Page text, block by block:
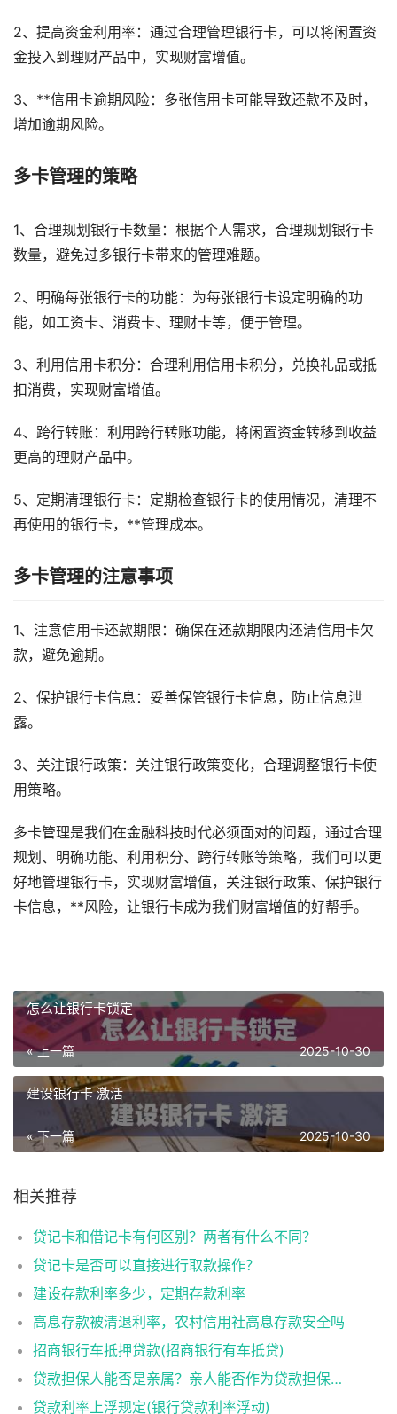
2、提高资金利用率：通过合理管理银行卡，可以将闲置资
金投入到理财产品中，实现财富增值。
3、**信用卡逾期风险：多张信用卡可能导致还款不及时，
增加逾期风险。
多卡管理的策略
1、合理规划银行卡数量：根据个人需求，合理规划银行卡
数量，避免过多银行卡带来的管理难题。
2、明确每张银行卡的功能：为每张银行卡设定明确的功
能，如工资卡、消费卡、理财卡等，便于管理。
3、利用信用卡积分：合理利用信用卡积分，兑换礼品或抵
扣消费，实现财富增值。
4、跨行转账：利用跨行转账功能，将闲置资金转移到收益
更高的理财产品中。
5、定期清理银行卡：定期检查银行卡的使用情况，清理不
再使用的银行卡，**管理成本。
多卡管理的注意事项
1、注意信用卡还款期限：确保在还款期限内还清信用卡欠
款，避免逾期。
2、保护银行卡信息：妥善保管银行卡信息，防止信息泄
露。
3、关注银行政策：关注银行政策变化，合理调整银行卡使
用策略。
多卡管理是我们在金融科技时代必须面对的问题，通过合理
规划、明确功能、利用积分、跨行转账等策略，我们可以更
好地管理银行卡，实现财富增值，关注银行政策、保护银行
卡信息，**风险，让银行卡成为我们财富增值的好帮手。
怎么让银行卡锁定
« 上一篇 2025-10-30
建设银行卡 激活
« 下一篇 2025-10-30
相关推荐
贷记卡和借记卡有何区别？两者有什么不同？
贷记卡是否可以直接进行取款操作？
建设存款利率多少，定期存款利率
高息存款被清退利率，农村信用社高息存款安全吗
招商银行车抵押贷款(招商银行有车抵贷)
贷款担保人能否是亲属？亲人能否作为贷款担保人？
贷款利率上浮规定(银行贷款利率浮动)